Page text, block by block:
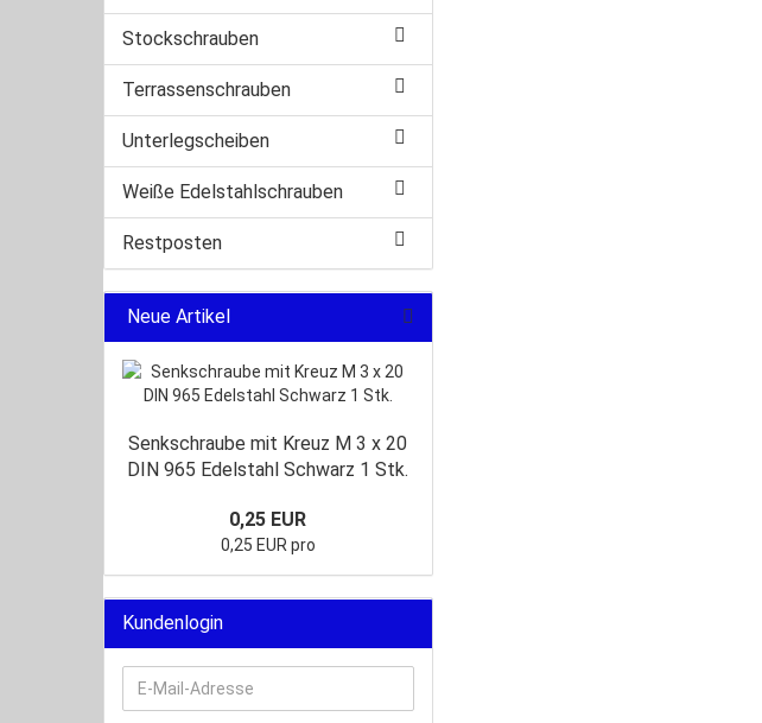
Stockschrauben
Terrassenschrauben
Unterlegscheiben
Weiße Edelstahlschrauben
Restposten
Neue Artikel
Senkschraube mit Kreuz M 3 x 20
DIN 965 Edelstahl Schwarz 1 Stk.
0,25 EUR
0,25 EUR pro
Kundenlogin
E-
Mail-